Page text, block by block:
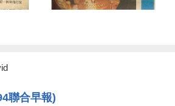
聯合早報)